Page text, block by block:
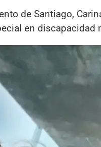
de Santiago,
en discapacidad